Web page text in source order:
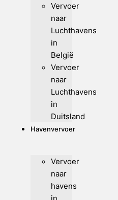
Vervoer
naar
Luchthavens
in
België
Vervoer
naar
Luchthavens
in
Duitsland
Havenvervoer
Vervoer
naar
havens